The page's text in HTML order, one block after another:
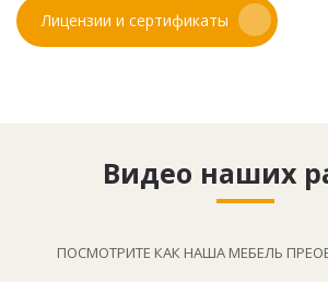
Лицензии и сертификаты
Видео наших
ПОСМОТРИТЕ КАК НАША МЕБЕЛЬ